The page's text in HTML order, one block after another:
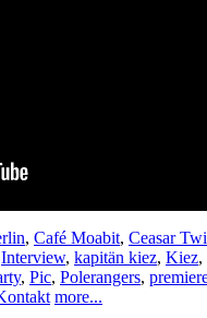
, Café Moabit, Ceasar
Interview, kapitän kiez, Kiez,
, Pic, Polerangers,
more...